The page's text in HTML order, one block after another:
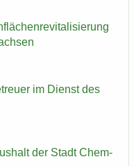
im Dienst des
der Stadt Chem­